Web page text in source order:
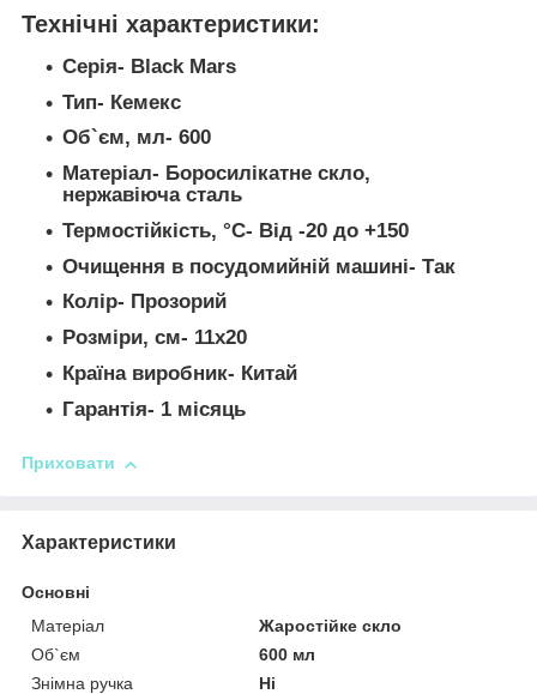
Технічні характеристики:
Серія- Black Mars
Тип- Кемекс
Об`єм, мл- 600
Матеріал- Боросилікатне скло,
нержавіюча сталь
Термостійкість, °C- Від -20 до +150
Очищення в посудомийній машині- Так
Колір- Прозорий
Розміри, см- 11x20
Країна виробник- Китай
Гарантія- 1 місяць
Приховати
Характеристики
Основні
Матеріал
Жаростійке скло
Об`єм
600 мл
Знімна ручка
Ні